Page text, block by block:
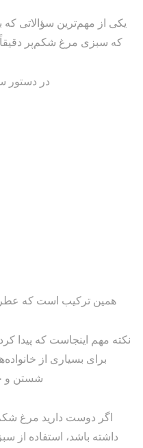
یکی از مهم‌ترین سؤالاتی
که سبزی مرغ شکم‌پر
در دستور
همین ترکیب است که عطر
نکته مهم اینجاست که پیدا
برای بسیاری از
شستن و
اگر دوست دارید مرغ
داشته باشد، استفاده از